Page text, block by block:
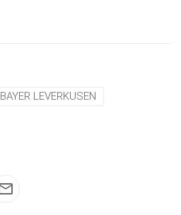
BAYER LEVERKUSEN